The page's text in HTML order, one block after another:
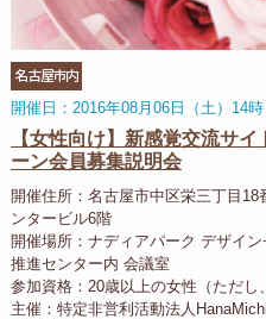
名古屋市内
開催日：2016年08月06日（土）14
【女性向け】新感覚交流サ
ーン会員募集説明会
開催住所：名古屋市中区栄三丁目
ンタービル6階
開催場所：ナディアパーク デザイ
推進センター内 会議室
参加資格：20歳以上の女性（ただし
主催：特定非営利活動法人HanaMichi